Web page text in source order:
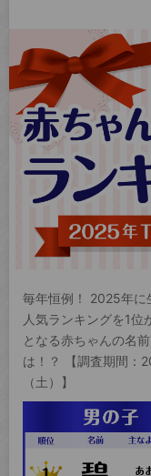
毎年恒例！ 2025年に
人気ランキングを1位
となる赤ちゃんの名
は！？ 【調査期間：
（土）】